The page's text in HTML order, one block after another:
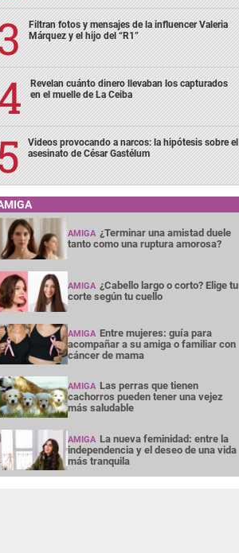
Filtran fotos y mensajes de la influencer Valeria
Márquez y el hijo del “R1”
Revelan cuánto dinero llevaban los capturados
en el muelle de La Ceiba
Videos provocando a narcos: la hipótesis sobre el
asesinato de César Gastélum
AMIGA ¿Terminar una amistad duele
tanto como una ruptura amorosa?
AMIGA ¿Cabello largo o corto? Elige tu
corte según tu cuello
AMIGA Entre mujeres: guía para
acompañar a su amiga o familiar con
cáncer de mama
AMIGA Las perras que tienen
cachorros pueden tener una vejez
más saludable
AMIGA La nueva feminidad: entre la
independencia y el deseo de una vida
más tranquila